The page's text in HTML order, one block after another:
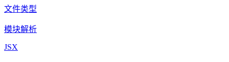
文件类型
模块解析
JSX